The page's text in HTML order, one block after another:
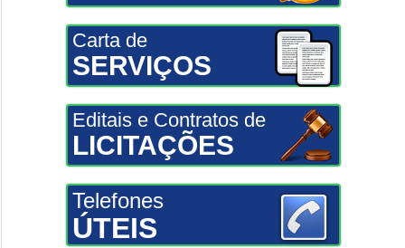
Carta de
SERVIÇOS
Editais e Contratos de
LICITAÇÕES
Telefones
ÚTEIS